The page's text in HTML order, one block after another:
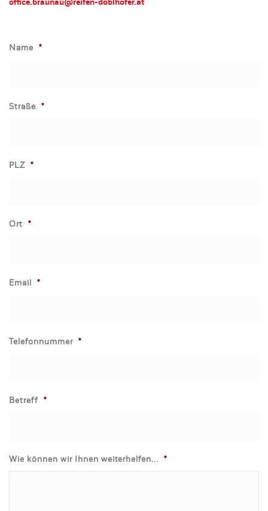
Name *
Straße *
PLZ *
Ort *
Email *
Telefonnummer *
Betreff *
Wie können wir Ihnen weiterhelfen... *